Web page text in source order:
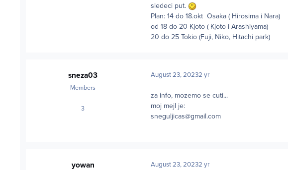
sledeci put.
Plan: 14 do 18.okt Osaka ( Hirosima i Nara)
od 18 do 20 Kjoto ( Kjoto i Arashiyama)
20 do 25 Tokio (Fuji, Niko, Hitachi park)
sneza03
Members
3posts
August 23, 20232 yr
za info, mozemo se cuti...
moj mejl je:
sneguljicas@gmail.com
yowan August 23, 20232 yr